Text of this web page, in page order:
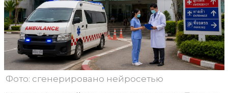
Фото: сгенерировано нейросетью